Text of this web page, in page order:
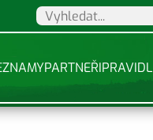
PARTNEŘI